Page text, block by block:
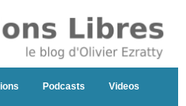
Podcasts Videos